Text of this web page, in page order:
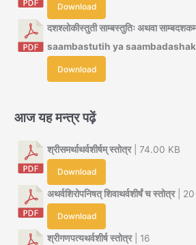
Download
दशश्लोकीस्तुती साम्बस्तुतिः अथवा
saambastutih ya
Download
आज यह मन्त्र पढ़ें
श्रीसमर्थाथर्वशीर्षम् स्तोत्र| 74.00 KB
Download
अथर्वशिरोपनिषत् शिवाथर्वशीर्षं च स्तोत्र| 20
Download
श्रीगणपत्यथर्वशीर्ष स्तोत्र| 16